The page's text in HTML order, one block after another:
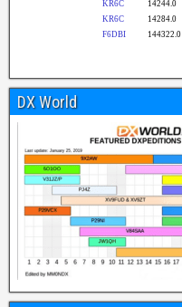
DX World